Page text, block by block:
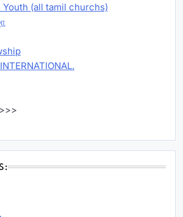
(all tamil churchs)